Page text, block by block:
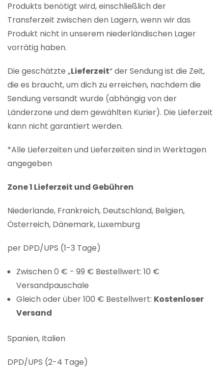
Produkts benötigt wird, einschließlich der
Transferzeit zwischen den Lagern, wenn wir das
Produkt nicht in unserem niederländischen Lager
vorrätig haben.
Die geschätzte „Lieferzeit“ der Sendung ist die Zeit,
die es braucht, um dich zu erreichen, nachdem die
Sendung versandt wurde (abhängig von der
Länderzone und dem gewählten Kurier). Die Lieferzeit
kann nicht garantiert werden.
*Alle Lieferzeiten und Lieferzeiten sind in Werktagen
angegeben
Zone 1 Lieferzeit und Gebühren
Niederlande, Frankreich, Deutschland, Belgien,
Österreich, Dänemark, Luxemburg
per DPD/UPS (1-3 Tage)
Zwischen 0 € - 99 € Bestellwert: 10 €
Versandpauschale
Gleich oder über 100 € Bestellwert: Kostenloser
Versand
Spanien, Italien
DPD/UPS (2-4 Tage)